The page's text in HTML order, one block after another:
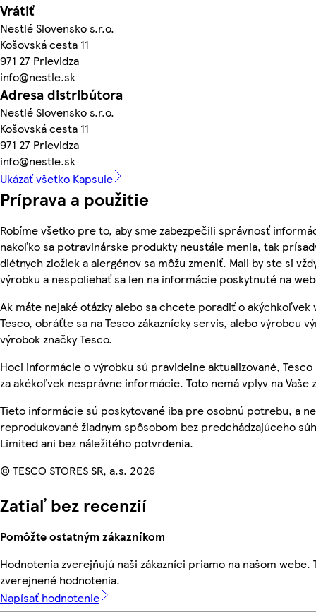
Vrátiť
Nestlé Slovensko s.r.o.
Košovská cesta 11
971 27 Prievidza
info@nestle.sk
Adresa distribútora
Nestlé Slovensko s.r.o.
Košovská cesta 11
971 27 Prievidza
info@nestle.sk
Ukázať všetko Kapsule
Príprava a použitie
Robíme všetko pre to, aby sme zabezpečili správnosť
nakoľko sa potravinárske produkty neustále menia, tak
diétnych zložiek a alergénov sa môžu zmeniť. Mali by ste si
výrobku a nespoliehať sa len na informácie poskytnuté na
Ak máte nejaké otázky alebo sa chcete poradiť o akýchkoľvek
Tesco, obráťte sa na Tesco zákaznícky servis, alebo výrobcu
výrobok značky Tesco.
Hoci informácie o výrobku sú pravidelne aktualizované,
za akékoľvek nesprávne informácie. Toto nemá vplyv na Vaše
Tieto informácie sú poskytované iba pre osobnú potrebu, a
reprodukované žiadnym spôsobom bez predchádzajúceho
Limited ani bez náležitého potvrdenia.
© TESCO STORES SR, a.s. 2026
Zatiaľ bez recenzií
Pomôžte ostatným zákazníkom
Hodnotenia zverejňujú naši zákazníci priamo na našom webe.
zverejnené hodnotenia.
Napísať hodnotenie